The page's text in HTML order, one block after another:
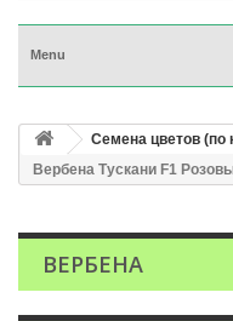
Menu
Семена цветов (по
Вербена Тускани F1
ВЕРБЕНА